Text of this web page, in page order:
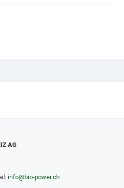
AG
info@bio-power.ch